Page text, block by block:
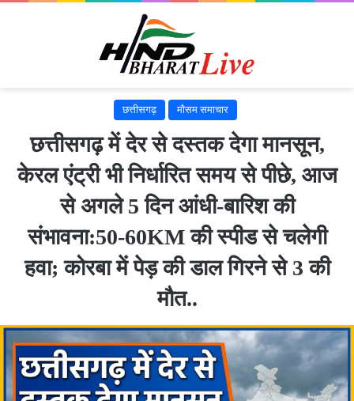
छत्तीसगढ़ मौसम समाचार
छत्तीसगढ़ में देर से दस्तक देगा मानसून,
केरल एंट्री भी निर्धारित समय से पीछे, आज
से अगले 5 दिन आंधी-बारिश की
संभावना:50-60KM की स्पीड से चलेगी
हवा; कोरबा में पेड़ की डाल गिरने से 3 की
मौत..